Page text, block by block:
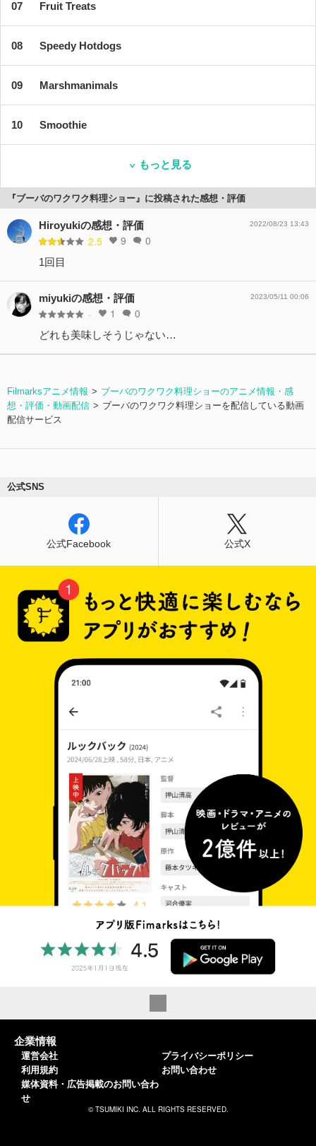
Fruit Treats
Speedy Hotdogs
Marshmanimals
Smoothie
もっと見る
『ブーバのワクワク料理ショー』に投稿された感想・評価
Hiroyukiの感想・評価
2.5 9 0
2022/08/23 13:43
1回目
miyukiの感想・評価
- 1 0
2023/05/11 00:06
どれも美味しそうじゃない…
Filmarksアニメ情報
ブーバのワクワク料理ショーのアニメ情報・感
想・評価・動画配信
ブーバのワクワク料理ショーを配信している動画
配信サービス
公式SNS
公式Facebook 公式X
企業情報
運営会社
利用規約
媒体資料・広告掲載のお問い合わ
せ
プライバシーポリシー
お問い合わせ
© TSUMIKI INC. ALL RIGHTS RESERVED.